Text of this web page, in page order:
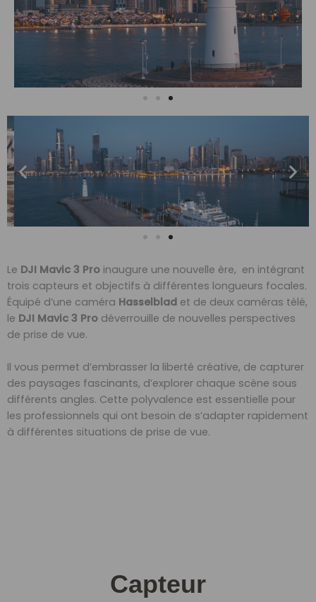
Le DJI Mavic 3 Pro inaugure une nouvelle ère, en intégrant
trois capteurs et objectifs à différentes longueurs focales.
Équipé d’une caméra Hasselblad et de deux caméras télé,
le DJI Mavic 3 Pro déverrouille de nouvelles perspectives
de prise de vue.
Il vous permet d’embrasser la liberté créative, de capturer
des paysages fascinants, d’explorer chaque scène sous
différents angles. Cette polyvalence est essentielle pour
les professionnels qui ont besoin de s’adapter rapidement
à différentes situations de prise de vue.
Capteur